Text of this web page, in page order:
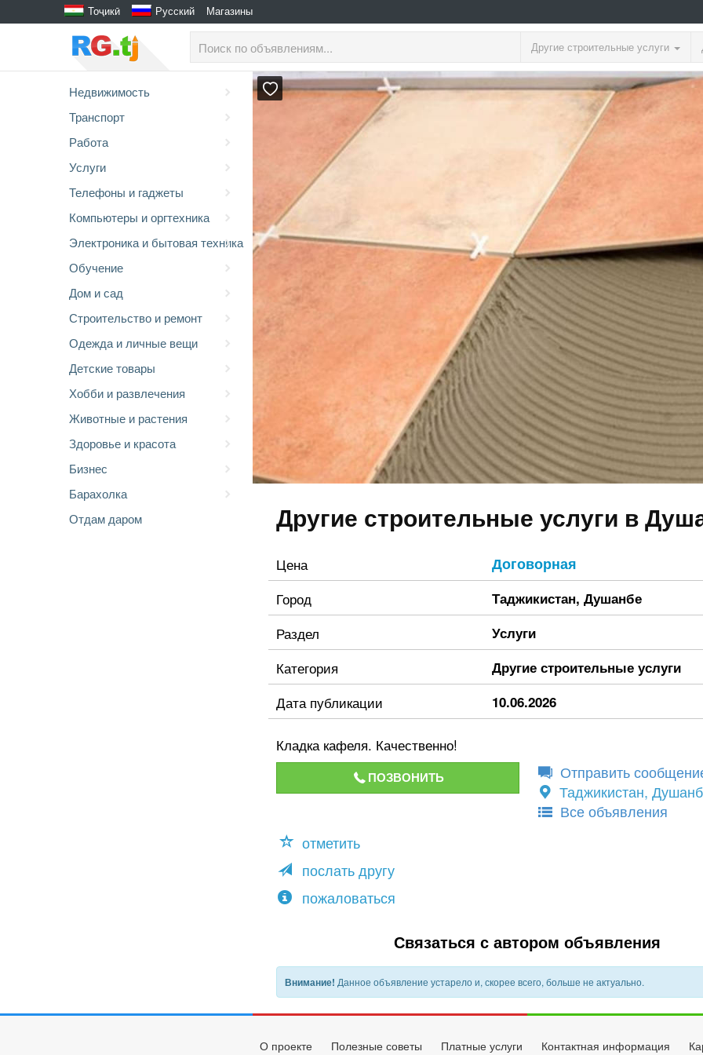
Тоҷикӣ Русский Магазины
Другие строительные услуги
Недвижимость
Транспорт
Работа
Услуги
Телефоны и гаджеты
Компьютеры и оргтехника
Электроника и бытовая техника
Обучение
Дом и сад
Строительство и ремонт
Одежда и личные вещи
Детские товары
Хобби и развлечения
Животные и растения
Здоровье и красота
Бизнес
Барахолка
Отдам даром
Другие строительные услуги в
Цена Договорная
Город Таджикистан, Душанбе
Раздел Услуги
Категория Другие строительные услуги
Дата публикации 10.06.2026
Кладка кафеля. Качественно!
ПОЗВОНИТЬ
Отправить
Таджикистан,
Все объявления
отметить
послать другу
пожаловаться
Связаться с автором объявления
Внимание! Данное объявление устарело и, скорее всего, больше не актуально.
О проекте Полезные советы Платные услуги Контактная информация